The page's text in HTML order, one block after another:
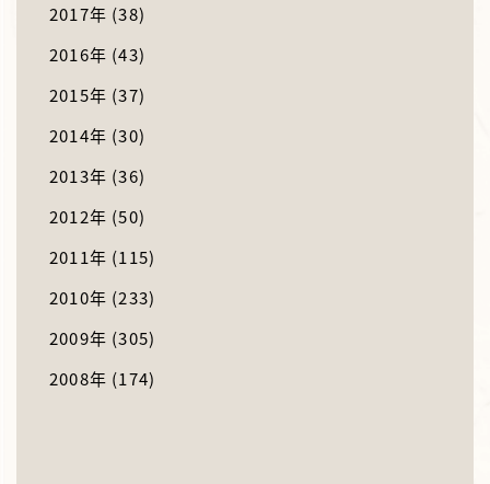
2017年 (38)
2016年 (43)
2015年 (37)
2014年 (30)
2013年 (36)
2012年 (50)
2011年 (115)
2010年 (233)
2009年 (305)
2008年 (174)